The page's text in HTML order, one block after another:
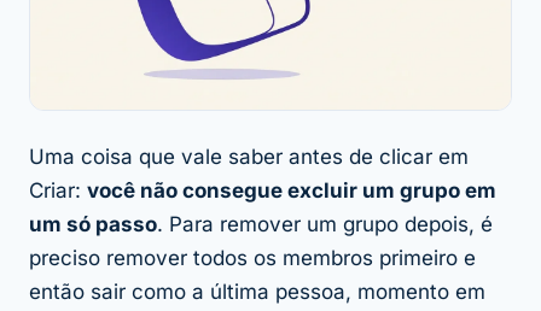
Uma coisa que vale saber antes de clicar em
Criar: você não consegue excluir um grupo em
um só passo. Para remover um grupo depois, é
preciso remover todos os membros primeiro e
então sair como a última pessoa, momento em